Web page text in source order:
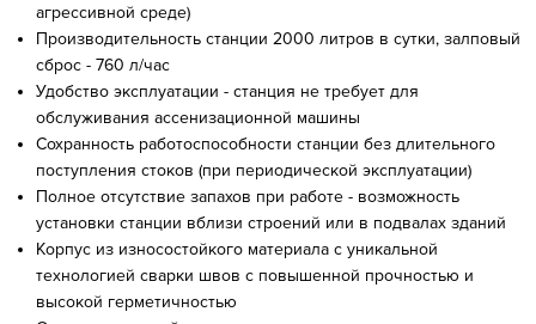
агрессивной среде)
Производительность станции 2000 литров в сутки, залповый
сброс - 760 л/час
Удобство эксплуатации - станция не требует для
обслуживания ассенизационной машины
Сохранность работоспособности станции без длительного
поступления стоков (при периодической эксплуатации)
Полное отсутствие запахов при работе - возможность
установки станции вблизи строений или в подвалах зданий
Корпус из износостойкого материала с уникальной
технологией сварки швов с повышенной прочностью и
высокой герметичностью